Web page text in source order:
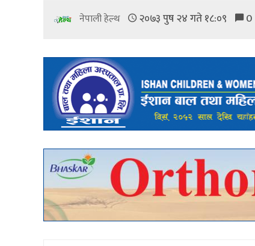
नेपाली हेल्थ २०७३ पुष २४ गते १८:०९ 0